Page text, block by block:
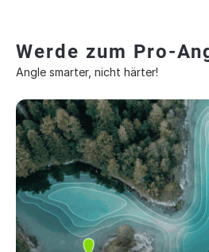
Werde zum Pro-
Angle smarter, nicht härter!